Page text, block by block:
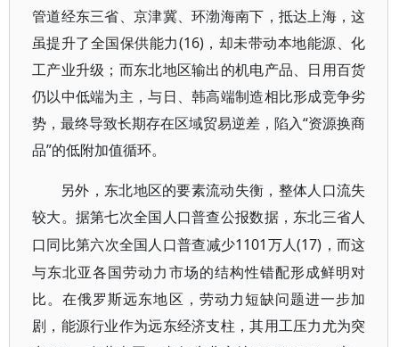
管道经东三省、京津冀、环渤海南下，抵达上海，这
虽提升了全国保供能力(16)，却未带动本地能源、化
工产业升级；而东北地区输出的机电产品、日用百货
仍以中低端为主，与日、韩高端制造相比形成竞争劣
势，最终导致长期存在区域贸易逆差，陷入“资源换商
品”的低附加值循环。
另外，东北地区的要素流动失衡，整体人口流失
较大。据第七次全国人口普查公报数据，东北三省人
口同比第六次全国人口普查减少1101万人(17)，而这
与东北亚各国劳动力市场的结构性错配形成鲜明对
比。在俄罗斯远东地区，劳动力短缺问题进一步加
剧，能源行业作为远东经济支柱，其用工压力尤为突